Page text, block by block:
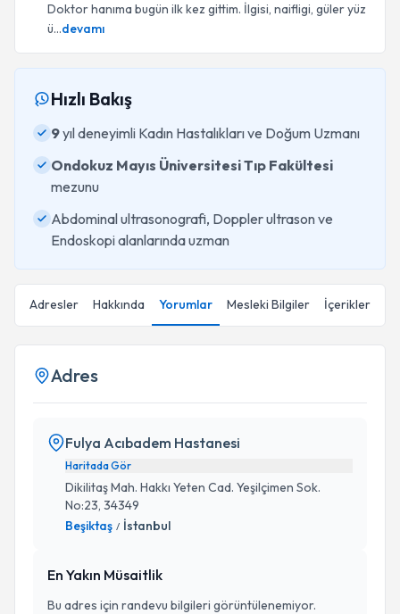
Doktor hanıma bugün ilk kez gittim. İlgisi, naifligi, güler yüz
ü...devamı
Hızlı Bakış
9yıl deneyimli Kadın Hastalıkları ve Doğum Uzmanı
Ondokuz Mayıs Üniversitesi Tıp Fakültesi
mezunu
Abdominal ultrasonografi, Doppler ultrason ve
Endoskopi alanlarında uzman
Adresler Hakkında Yorumlar Mesleki Bilgiler İçerikler
Adres
Fulya Acıbadem Hastanesi
Haritada Gör
Dikilitaş Mah. Hakkı Yeten Cad. Yeşilçimen Sok.
No:23, 34349
Beşiktaş / İstanbul
En Yakın Müsaitlik
Bu adres için randevu bilgileri görüntülenemiyor.